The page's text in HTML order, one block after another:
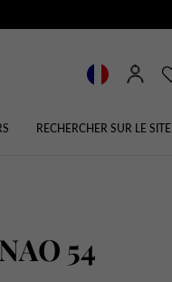
RECHERCHER SUR LE SITE
54